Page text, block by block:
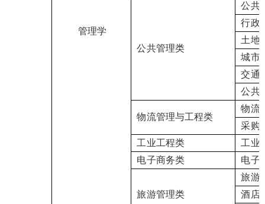
管理学
公共管理类
公共
行政
土地
城市
交通
公共
物流管理与工程类
物流
采购
工业工程类
工业
电子商务类
电子
旅游管理类
旅游
酒店